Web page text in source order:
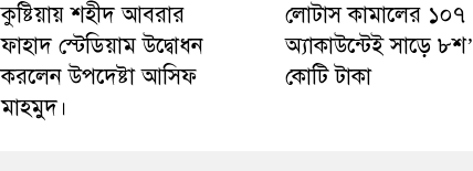
কুষ্টিয়ায় শহীদ আবরার
ফাহাদ স্টেডিয়াম উদ্বোধন
করলেন উপদেষ্টা আসিফ
মাহমুদ।
লোটাস কামালের ১০৭
অ্যাকাউন্টেই সাড়ে ৮শ’
কোটি টাকা